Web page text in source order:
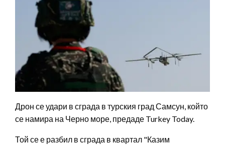
Дрон се удари в сграда в турския град Самсун, който
се намира на Черно море, предаде Turkey Today.
Той се е разбил в сграда в квартал "Казим